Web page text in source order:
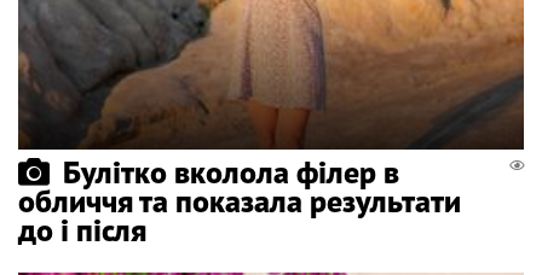
Булітко вколола філер в
обличчя та показала результати
до і після